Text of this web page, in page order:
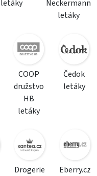
letáky
Neckermann
letáky
COOP
družstvo
HB
letáky
Čedok
letáky
Drogerie
Eberry.cz